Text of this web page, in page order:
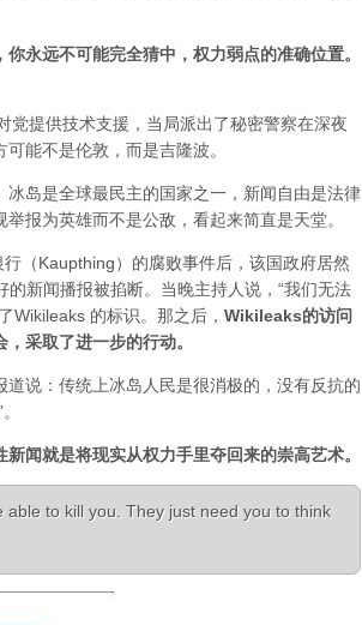
永远不可能完全猜中，权力弱点的准确位置。
提供技术支援，当局派出了秘密警察在深夜
能不是伦敦，而是吉隆波。
冰岛是全球最民主的国家之一，新闻自由是法律
报为英雄而不是公敌，看起来简直是天堂。
（Kaupthing）的腐败事件后，该国政府居然
的新闻播报被掐断。当晚主持人说，“我们无法
Wikileaks 的标识。那之后， Wikileaks的访问
采取了进一步的行动。
说：传统上冰岛人民是很消极的，没有反抗的
闻就是将现实从权力手里夺回来的崇高艺术。
to kill you. They just need you to think